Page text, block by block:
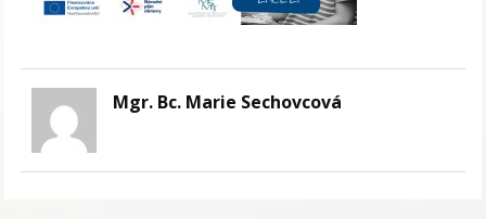
Mgr. Bc. Marie Sechovcová